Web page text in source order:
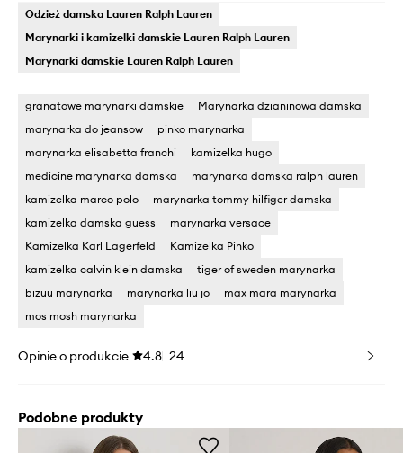
Odzież damska Lauren Ralph Lauren
Marynarki i kamizelki damskie Lauren Ralph Lauren
Marynarki damskie Lauren Ralph Lauren
granatowe marynarki damskie
Marynarka dzianinowa damska
marynarka do jeansow
pinko marynarka
marynarka elisabetta franchi
kamizelka hugo
medicine marynarka damska
marynarka damska ralph lauren
kamizelka marco polo
marynarka tommy hilfiger damska
kamizelka damska guess
marynarka versace
Kamizelka Karl Lagerfeld
Kamizelka Pinko
kamizelka calvin klein damska
tiger of sweden marynarka
bizuu marynarka
marynarka liu jo
max mara marynarka
mos mosh marynarka
Opinie o produkcie 4.8 24
Podobne produkty